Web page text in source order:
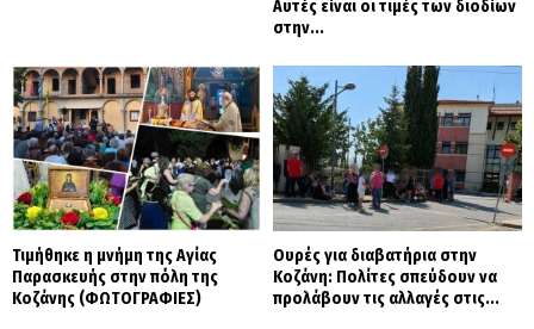
Αυτές είναι οι τιμές των διοδίων
στην...
Τιμήθηκε η μνήμη της Αγίας
Παρασκευής στην πόλη της
Κοζάνης (ΦΩΤΟΓΡΑΦΙΕΣ)
Ουρές για διαβατήρια στην
Κοζάνη: Πολίτες σπεύδουν να
προλάβουν τις αλλαγές στις...